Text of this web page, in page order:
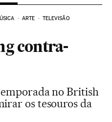
ARTE TELEVISÃO
contra-
no British
os tesouros da